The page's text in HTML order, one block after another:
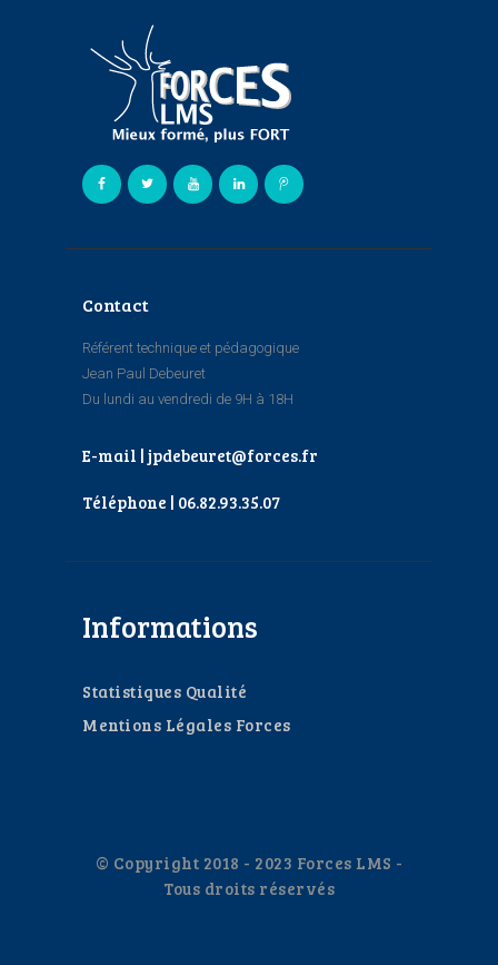
Contact
Référent technique et pédagogique
Jean Paul Debeuret
Du lundi au vendredi de 9H à 18H
E-mail | jpdebeuret@forces.fr
Téléphone | 06.82.93.35.07
Informations
Statistiques Qualité
Mentions Légales Forces
© Copyright 2018 - 2023 Forces LMS -
Tous droits réservés